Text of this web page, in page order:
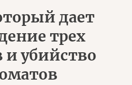
дает
трех
и убийство